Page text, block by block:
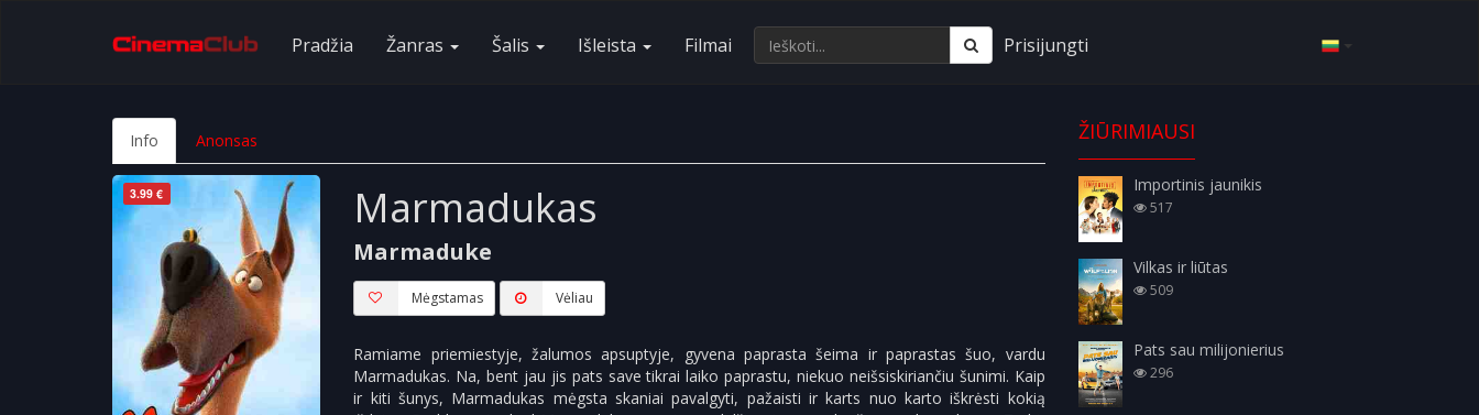
Pradžia Žanras Šalis Išleista Filmai Prisijungti
Info Anonsas
3.99 € Marmadukas
Marmaduke
Mėgstamas Vėliau
Ramiame priemiestyje, žalumos apsuptyje, gyvena paprasta šeima ir paprastas šuo, vardu
Marmadukas. Na, bent jau jis pats save tikrai laiko paprastu, niekuo neišsiskiriančiu šunimi. Kaip
ir kiti šunys, Marmadukas mėgsta skaniai pavalgyti, pažaisti ir karts nuo karto iškrėsti kokią
ŽIŪRIMIAUSI
Importinis jaunikis
517
Vilkas ir liūtas
509
Pats sau milijonierius
296